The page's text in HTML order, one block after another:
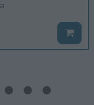
Lisää